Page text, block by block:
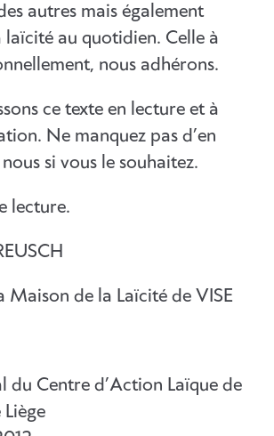
autres mais également
au quotidien. Celle à
nous adhérons.
ce texte en lecture et à
Ne manquez pas d’en
si vous le souhaitez.
lecture.
Maison de la Laïcité de VISE
du Centre d’Action Laïque de